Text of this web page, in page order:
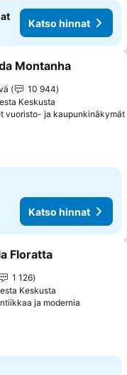
Katso hinnat
Montanha
10 944
Keskusta
vuoristo- ja kaupunkinäkymät
Katso hinnat
Floratta
1 126
Keskusta
ja modernia